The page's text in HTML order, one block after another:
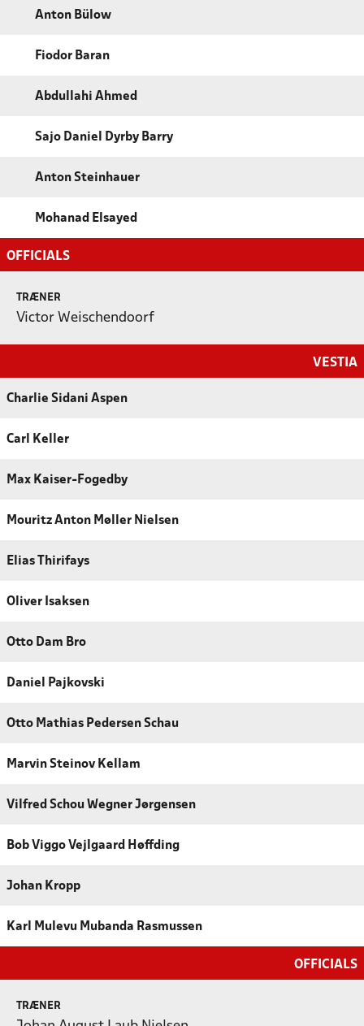
Anton Bülow
Fiodor Baran
Abdullahi Ahmed
Sajo Daniel Dyrby Barry
Anton Steinhauer
Mohanad Elsayed
OFFICIALS
TRÆNER
Victor Weischendoorf
VESTIA
Charlie Sidani Aspen
Carl Keller
Max Kaiser-Fogedby
Mouritz Anton Møller Nielsen
Elias Thirifays
Oliver Isaksen
Otto Dam Bro
Daniel Pajkovski
Otto Mathias Pedersen Schau
Marvin Steinov Kellam
Vilfred Schou Wegner Jørgensen
Bob Viggo Vejlgaard Høffding
Johan Kropp
Karl Mulevu Mubanda Rasmussen
OFFICIALS
TRÆNER